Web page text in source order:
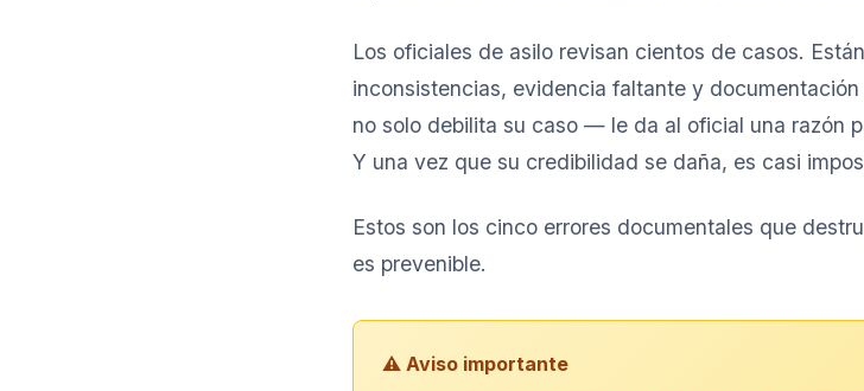
Los oficiales de asilo revisan cientos de casos.
inconsistencias, evidencia faltante y
no solo debilita su caso — le da al oficial una razón
Y una vez que su credibilidad se daña, es casi
Estos son los cinco errores documentales que
es prevenible.
⚠️ Aviso importante